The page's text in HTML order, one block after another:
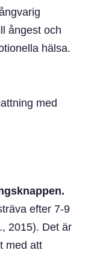
ångest och
hälsa.
med
efter 7-9
2015). Det är
med att